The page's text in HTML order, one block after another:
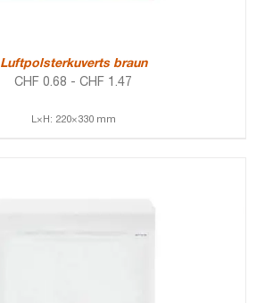
Luftpolsterkuverts braun
CHF 0.68 - CHF 1.47
L×H: 220×330 mm